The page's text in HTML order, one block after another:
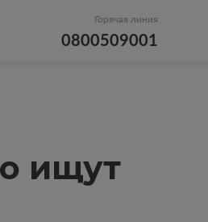
Горячая линия
0800509001
ищут